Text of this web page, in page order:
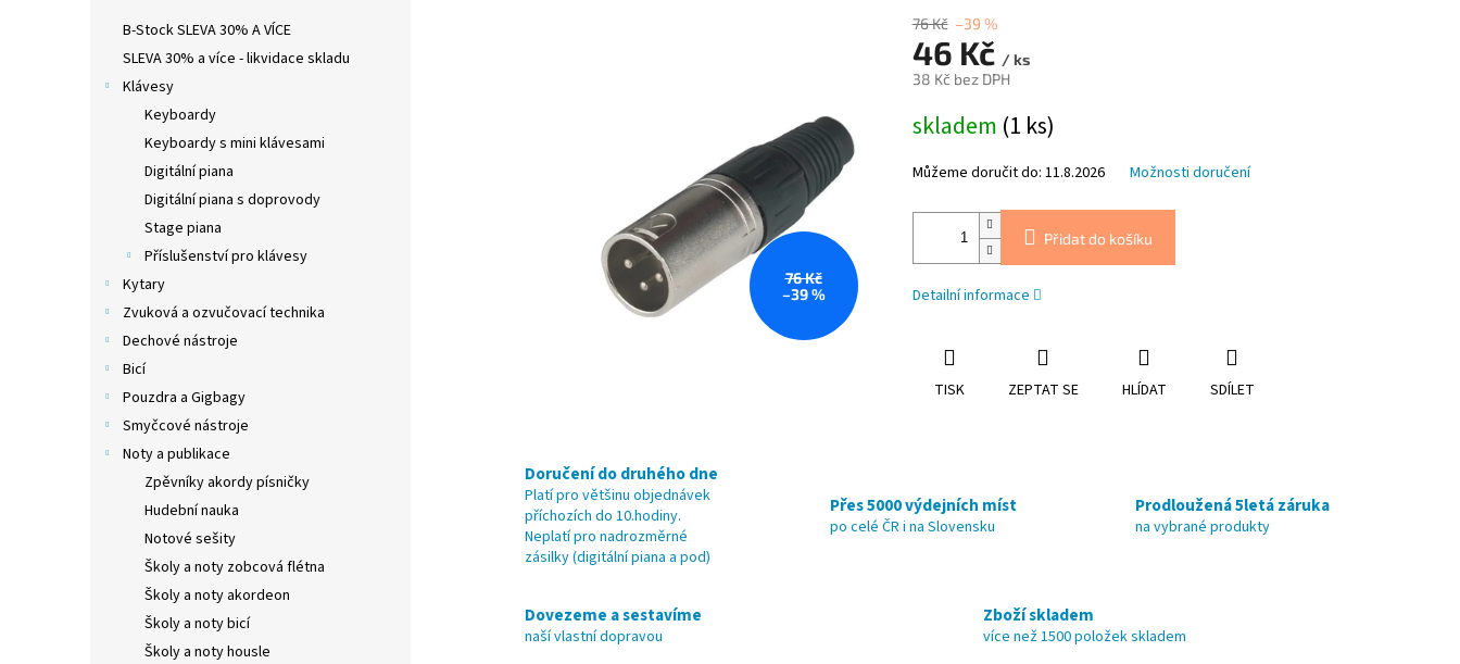
B-Stock SLEVA 30% A VÍCE
SLEVA 30% a více - likvidace skladu
Klávesy
Keyboardy
Keyboardy s mini klávesami
Digitální piana
Digitální piana s doprovody
Stage piana
Příslušenství pro klávesy
Kytary
Zvuková a ozvučovací technika
Dechové nástroje
Bicí
Pouzdra a Gigbagy
Smyčcové nástroje
Noty a publikace
Zpěvníky akordy písničky
Hudební nauka
Notové sešity
Školy a noty zobcová flétna
Školy a noty akordeon
Školy a noty bicí
Školy a noty housle
76 Kč
–39 %
76 Kč –39 %
46 Kč / ks
38 Kč bez DPH
cena:
skladem (1 ks)
Můžeme doručit do: 11.8.2026 Možnosti doručení
Přidat do košíku
Detailní informace
TISK ZEPTAT SE HLÍDAT SDÍLET
Doručení do druhého dne
Platí pro většinu objednávek
příchozích do 10.hodiny.
Neplatí pro nadrozměrné
zásilky (digitální piana a pod)
Přes 5000 výdejních míst
po celé ČR i na Slovensku
Prodloužená 5letá záruka
na vybrané produkty
Dovezeme a sestavíme
naší vlastní dopravou
Zboží skladem
více než 1500 položek skladem